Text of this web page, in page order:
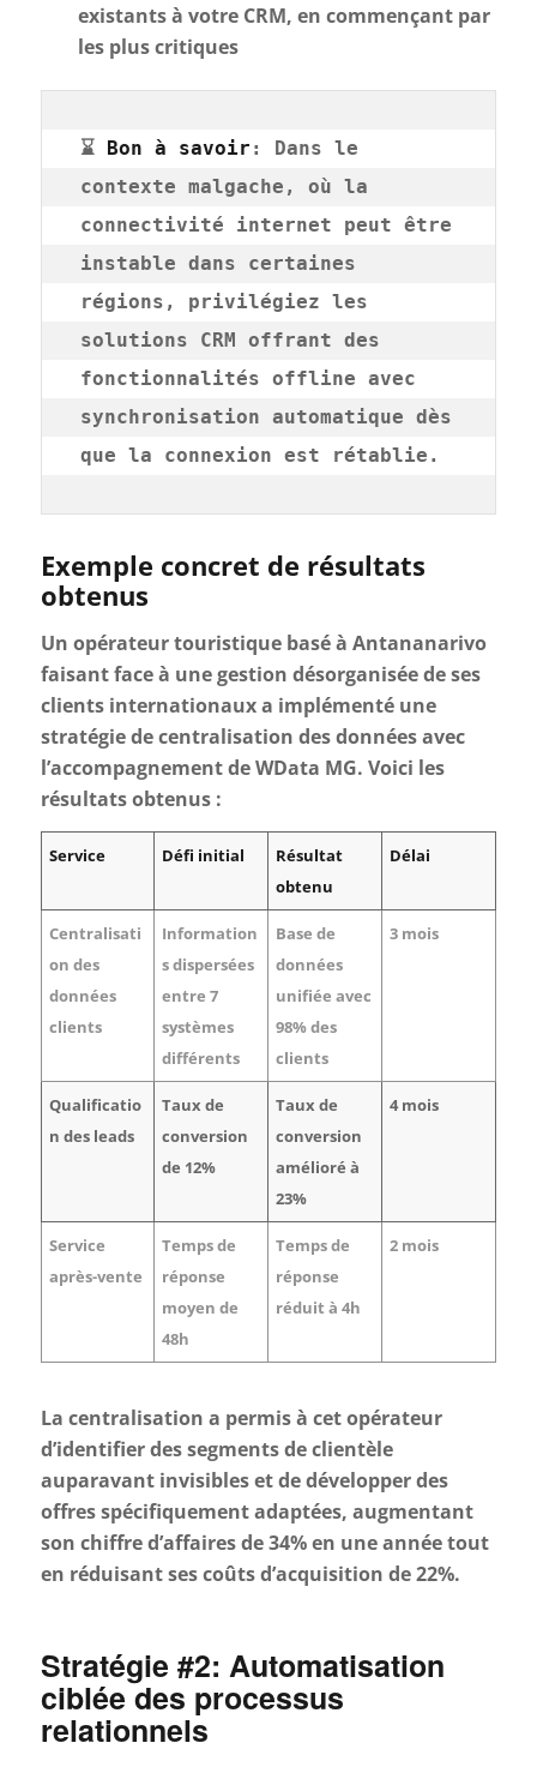
existants à votre CRM, en commençant par
les plus critiques
⌛ Bon à savoir : Dans le
contexte malgache, où la
connectivité internet peut être
instable dans certaines
régions, privilégiez les
solutions CRM offrant des
fonctionnalités offline avec
synchronisation automatique dès
que la connexion est rétablie.
Exemple concret de résultats
obtenus
Un opérateur touristique basé à Antananarivo
faisant face à une gestion désorganisée de ses
clients internationaux a implémenté une
stratégie de centralisation des données avec
l’accompagnement de WData MG. Voici les
résultats obtenus :
Service Défi initial
Résultat
obtenu
Délai
Centralisati
on des
données
clients
Information
s dispersées
entre 7
systèmes
différents
Base de
données
unifiée avec
98% des
clients
3 mois
Qualificatio
n des leads
Taux de
conversion
de 12%
Taux de
conversion
amélioré à
23%
4 mois
Service
après-vente
Temps de
réponse
moyen de
48h
Temps de
réponse
réduit à 4h
2 mois
La centralisation a permis à cet opérateur
d’identifier des segments de clientèle
auparavant invisibles et de développer des
offres spécifiquement adaptées, augmentant
son chiffre d’affaires de 34% en une année tout
en réduisant ses coûts d’acquisition de 22%.
Stratégie #2: Automatisation
ciblée des processus
relationnels